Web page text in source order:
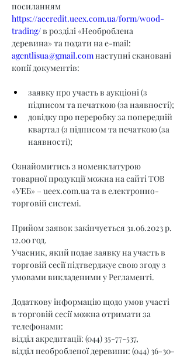
посиланням
https://accredit.ueex.com.ua/form/wood-
trading/ в розділі «Необроблена
деревина» та подати на e-mail:
agentlisua@gmail.com наступні скановані
копії документів:
заявку про участь в аукціоні (з
підписом та печаткою (за наявності);
довідку про переробку за попередній
квартал (з підписом та печаткою (за
наявності);
Ознайомитись з номенклатурою
товарної продукції можна на сайті ТОВ
«УЕБ» – ueex.com.ua та в електронно-
торговій системі.
Прийом заявок закінчується 31.06.2023 р.
12.00 год.
Учасник, який подає заявку на участь в
торговій сесії підтверджує свою згоду з
умовами викладеними у Регламенті.
Додаткову інформацію щодо умов участі
в торговій сесії можна отримати за
телефонами:
відділ акредитації: (044) 35-77-537,
відділ необробленої деревини: (044) 36-30-